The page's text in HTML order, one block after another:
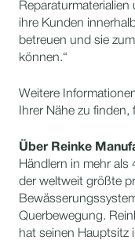
ihre Kunden
betreuen und sie
können.“
Weitere
Ihrer Nähe zu
Über Reinke
Händlern in mehr als
der weltweit größte
Querbewegung.
hat seinen Hauptsitz